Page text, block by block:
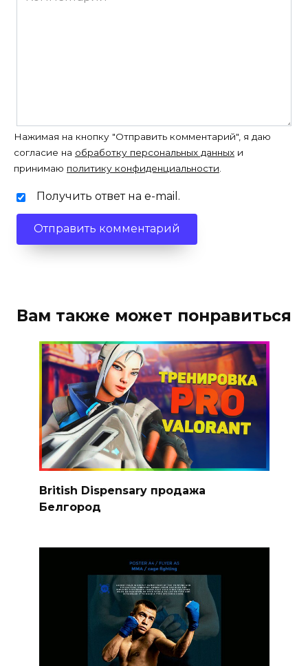
Нажимая на кнопку "Отправить комментарий", я даю
согласие на обработку персональных данных и
принимаю политику конфиденциальности
Получить ответ на e-mail.
Вам также может понравиться
British Dispensary продажа
Белгород